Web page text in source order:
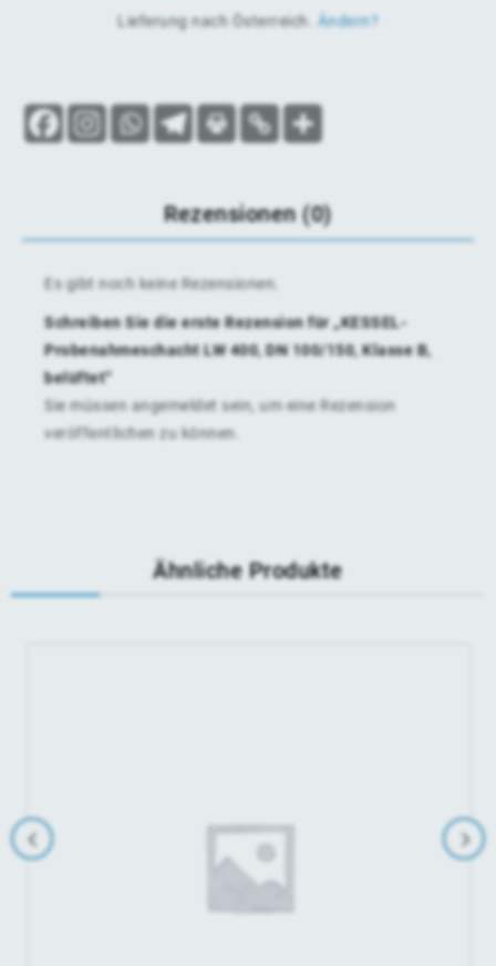
Lieferung nach Österreich Ändern?
Rezensionen (0)
Es gibt noch keine Rezensionen.
Schreiben Sie die erste Rezension für „KESSEL-
Probenahmeschacht LW 400, DN 100/150, Klasse B,
belüftet“
Sie müssen angemeldet sein, um eine Rezension
veröffentlichen zu können.
Ähnliche Produkte